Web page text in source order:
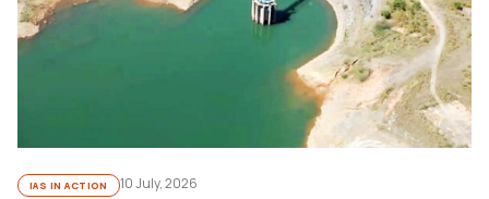
IAS IN ACTION 10 July, 2026